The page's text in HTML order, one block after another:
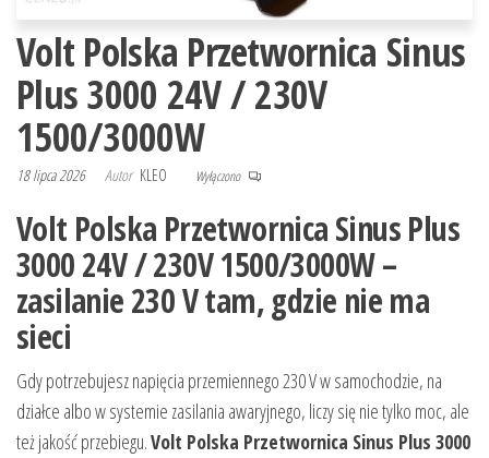
Volt Polska Przetwornica Sinus
Plus 3000 24V / 230V
1500/3000W
18 lipca 2026 Autor KLEO Wyłączono
Volt Polska Przetwornica Sinus Plus
3000 24V / 230V 1500/3000W –
zasilanie 230 V tam, gdzie nie ma
sieci
Gdy potrzebujesz napięcia przemiennego 230 V w samochodzie, na
działce albo w systemie zasilania awaryjnego, liczy się nie tylko moc, ale
też jakość przebiegu.Volt Polska Przetwornica Sinus Plus 3000